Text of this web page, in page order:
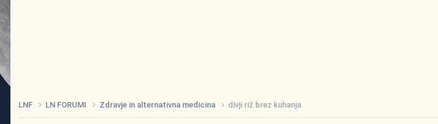
LNF LN FORUMI Zdravje in alternativna medicina divji riž brez kuhanja